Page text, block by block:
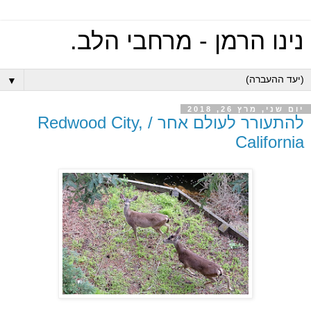
נינו הרמן - מרחבי הלב.
▼
יום שני, מרץ 26, 2018
להתעורר לעולם אחר / Redwood City,
California